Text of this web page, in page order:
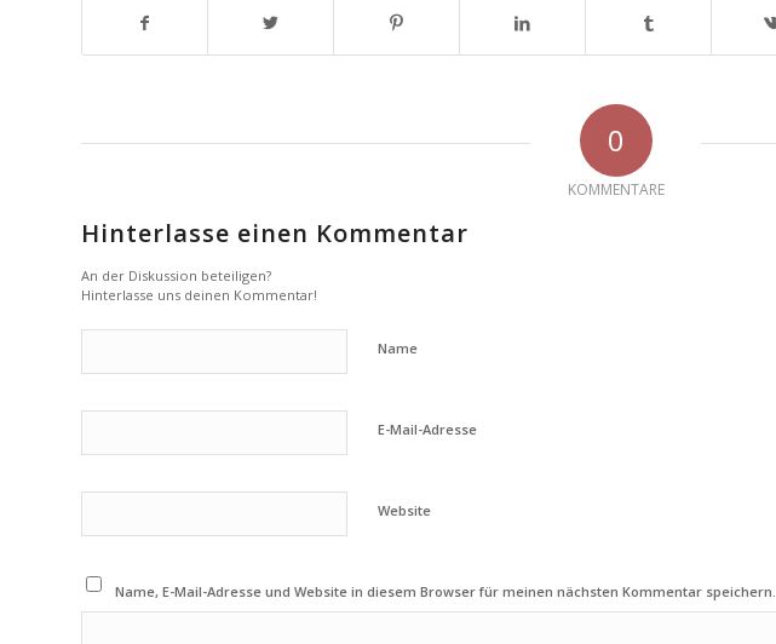
0
KOMMENTARE
Hinterlasse einen Kommentar
An der Diskussion beteiligen?
Hinterlasse uns deinen Kommentar!
Name
E-Mail-Adresse
Website
Name, E-Mail-Adresse und Website in diesem Browser für meinen nächsten Kommentar speichern.